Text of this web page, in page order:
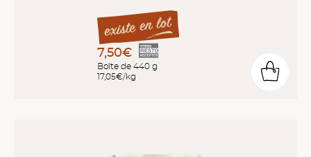
7,50€
Boîte de 440 g
17,05€/kg